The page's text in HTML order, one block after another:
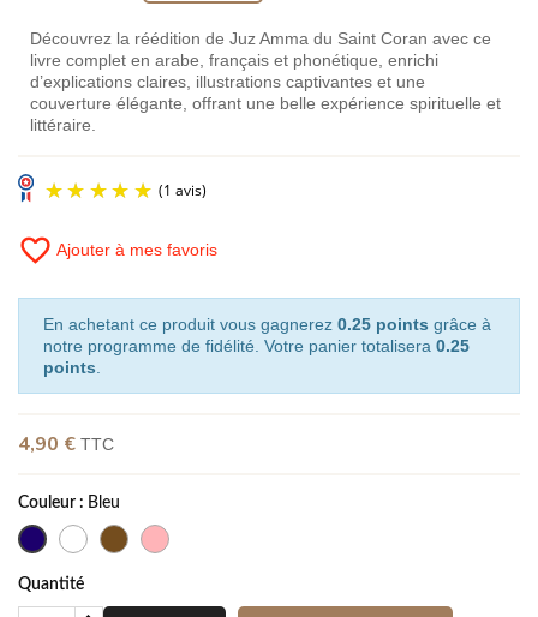
Découvrez la réédition de Juz Amma du Saint Coran avec ce
livre complet en arabe, français et phonétique, enrichi
d’explications claires, illustrations captivantes et une
couverture élégante, offrant une belle expérience spirituelle et
littéraire.
favorite_border Ajouter à mes favoris
En achetant ce produit vous gagnerez 0.25 points grâce à
notre programme de fidélité. Votre panier totalisera 0.25
points
4,90 € TTC
Couleur : Bleu
Quantité